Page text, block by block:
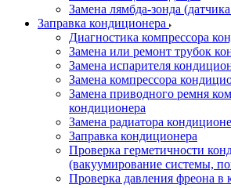
Замена лямбда-зонда
Заправка кондиционера
Диагностика компрессора
Замена или ремонт трубок
Замена испарителя
Замена компрессора
Замена приводного ремня
кондиционера
Замена радиатора
Заправка кондиционера
Проверка герметичности
(вакуумирование системы,
Проверка давления фреона в